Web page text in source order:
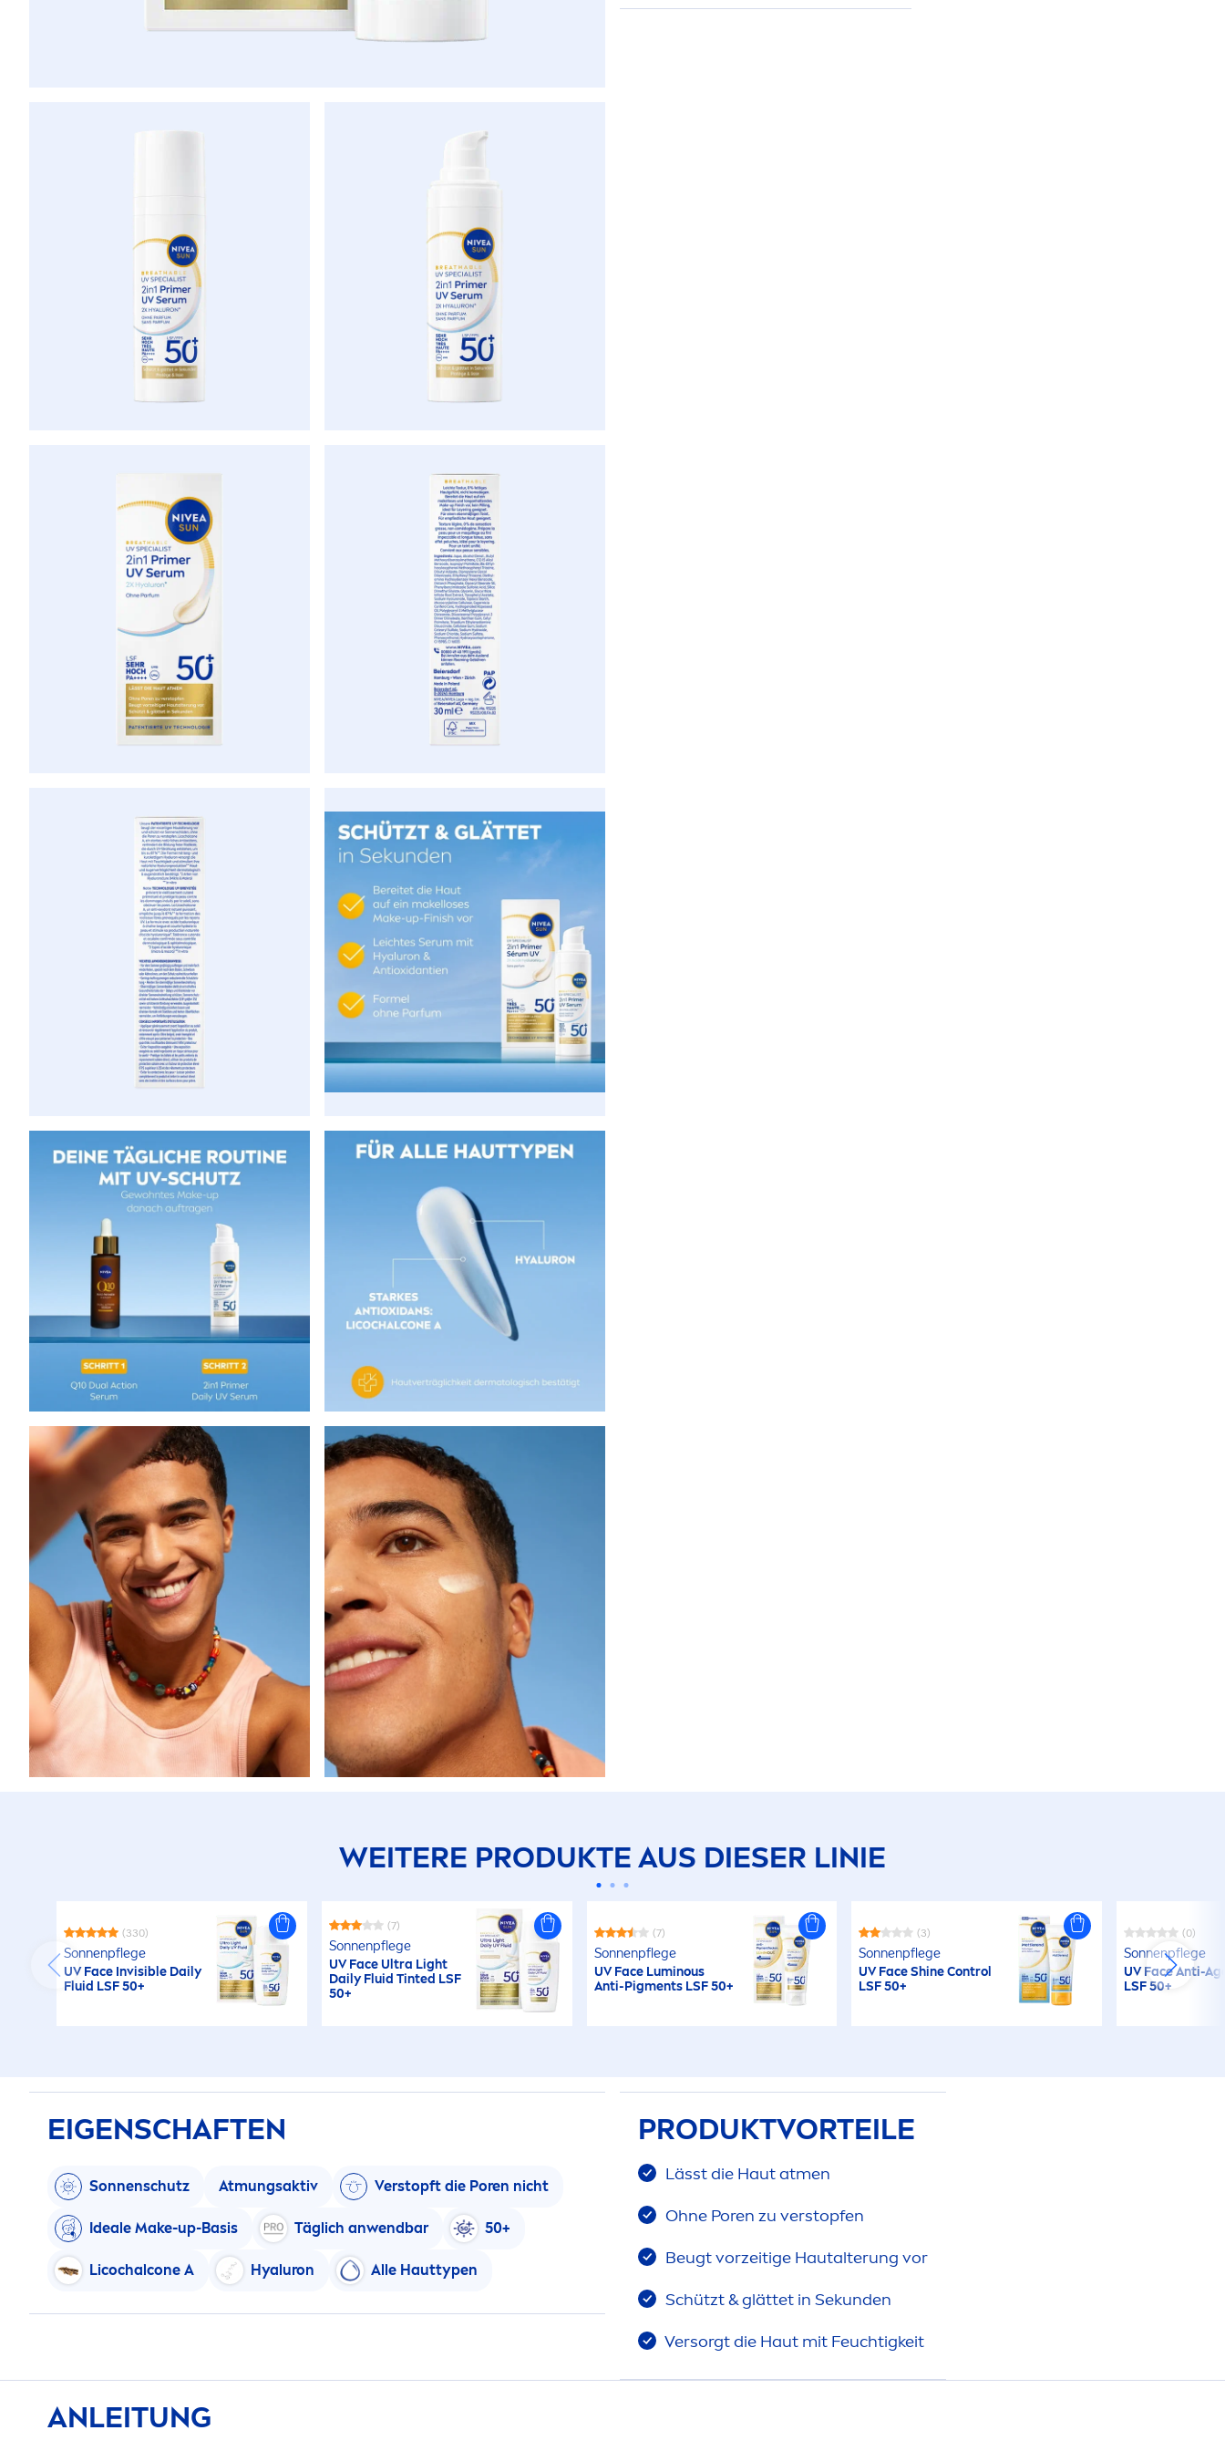
WEITERE PRODUKTE AUS DIESER LINIE
(330)
Sonnenpflege
UV Face Invisible Daily
Fluid LSF 50+
(7)
Sonnenpflege
UV Face Ultra Light
Daily Fluid Tinted LSF
50+
(7)
Sonnenpflege
UV Face Luminous
Anti-Pigments LSF 50+
(3)
Sonnenpflege
UV FaceShineControl
LSF 50+
(0)
Sonnenpflege
UV Face Anti-
LSF 50+
EIGENSCHAFTEN
Sonnenschutz Atmungsaktiv Verstopft die Poren nicht
Ideale Make-up-Basis Täglich anwendbar 50+
Licochalcone A Hyaluron Alle Hauttypen
PRODUKTVORTEILE
Lässt die Haut atmen
Ohne Poren zu verstopfen
Beugt vorzeitige Hautalterung vor
Schützt & glättet in Sekunden
Versorgt die Haut mit Feuchtigkeit
ANLEITUNG